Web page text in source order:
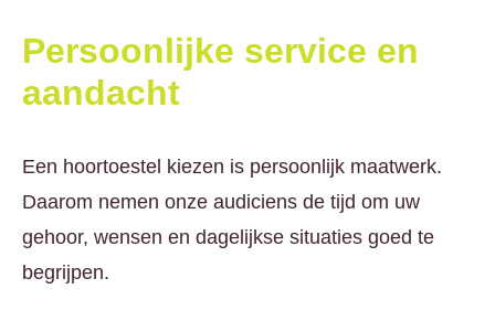
Persoonlijke service en
aandacht
Een hoortoestel kiezen is persoonlijk maatwerk.
Daarom nemen onze audiciens de tijd om uw
gehoor, wensen en dagelijkse situaties goed te
begrijpen.